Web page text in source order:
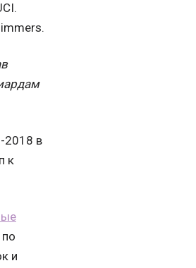
2018 в
к
и